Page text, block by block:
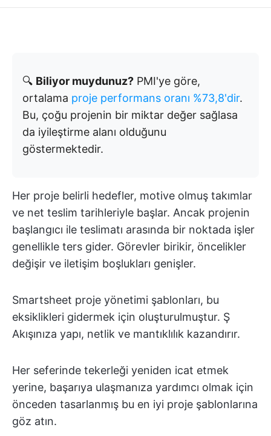
🔍 Biliyor muydunuz? PMI'ye göre,
ortalama proje performans oranı %73,8'dir.
Bu, çoğu projenin bir miktar değer sağlasa
da iyileştirme alanı olduğunu
göstermektedir.
Her proje belirli hedefler, motive olmuş takımlar
ve net teslim tarihleriyle başlar. Ancak projenin
başlangıcı ile teslimatı arasında bir noktada işler
genellikle ters gider. Görevler birikir, öncelikler
değişir ve iletişim boşlukları genişler.
Smartsheet proje yönetimi şablonları, bu
eksiklikleri gidermek için oluşturulmuştur. Ş
Akışınıza yapı, netlik ve mantıklılık kazandırır.
Her seferinde tekerleği yeniden icat etmek
yerine, başarıya ulaşmanıza yardımcı olmak için
önceden tasarlanmış bu en iyi proje şablonlarına
göz atın.